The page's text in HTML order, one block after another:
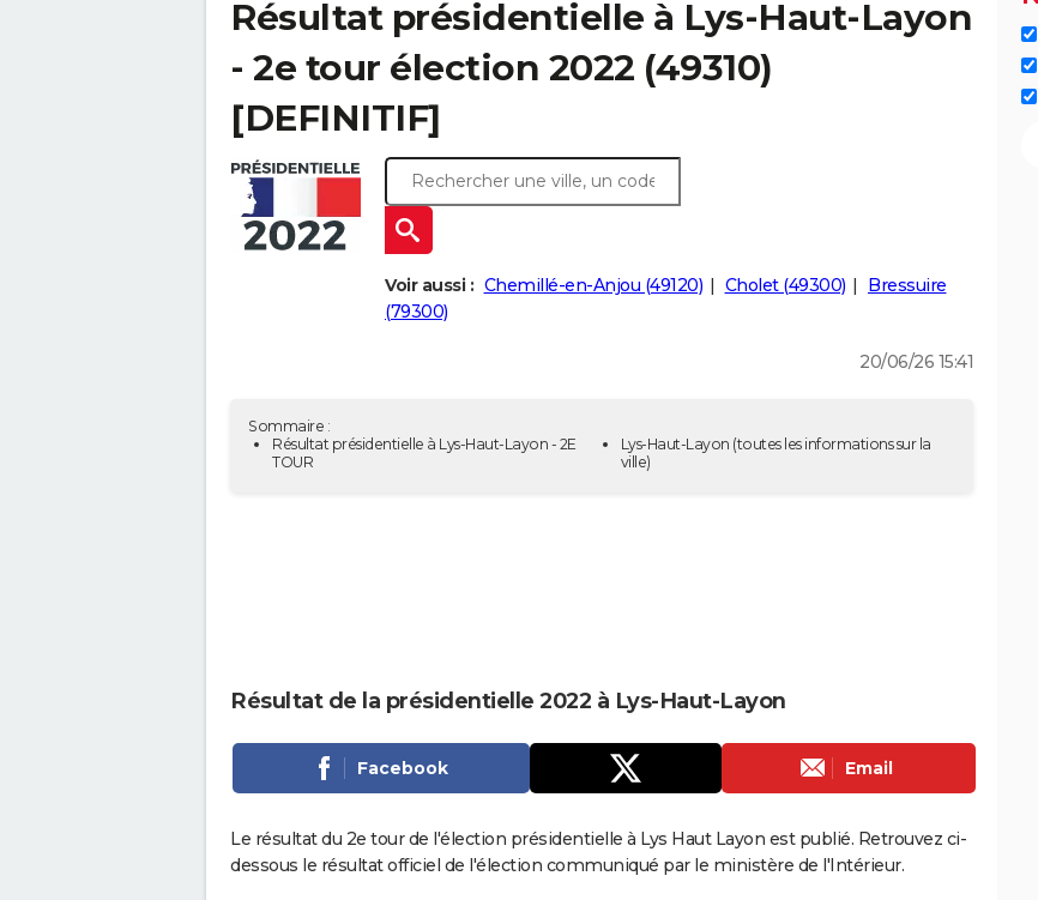
Résultat présidentielle à Lys-Haut-Layon
- 2e tour élection 2022 (49310)
[DEFINITIF]
Voir aussi : Chemillé-en-Anjou (49120) Cholet (49300)
Bressuire
(79300)
20/06/26 15:41
Sommaire :
Résultat présidentielle à Lys-Haut-Layon - 2E
TOUR
Lys-Haut-Layon (toutes les informations sur la
ville)
Résultat de la présidentielle 2022 à Lys-Haut-Layon
Facebook Email
Le résultat du 2e tour de l'élection présidentielle à Lys Haut Layon est publié. Retrouvez ci-
dessous le résultat officiel de l'élection communiqué par le ministère de l'Intérieur.